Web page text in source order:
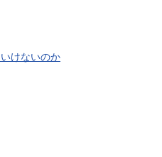
けないのか